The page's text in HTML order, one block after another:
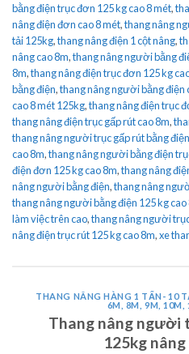
bằng điện trục đơn 125 kg cao 8 mét,
nâng điện đơn cao 8 mét,thang nâng
tải 125kg,thang nâng điện 1 cột nâng,
nâng cao 8m,thang nâng người bằng
8m,thang nâng điện trục đơn 125 kg
bằng điện,thang nâng người bằng điện
cao 8 mét 125kg,thang nâng điện trục
thang nâng điện trục gấp rút cao 8m,
thang nâng người trục gấp rút bằng
cao 8m,thang nâng người bằng điện
điện đơn 125 kg cao 8m,thang nâng
nâng người bằng điện,thang nâng
thang nâng người bằng điện 125 kg cao
làm việc trên cao,thang nâng người
nâng điện trục rút 125 kg cao 8m,xe
THANG NÂNG HÀNG 1 TẤN- 10
6M, 8M, 9M, 10M,
Thang nâng người
125kg